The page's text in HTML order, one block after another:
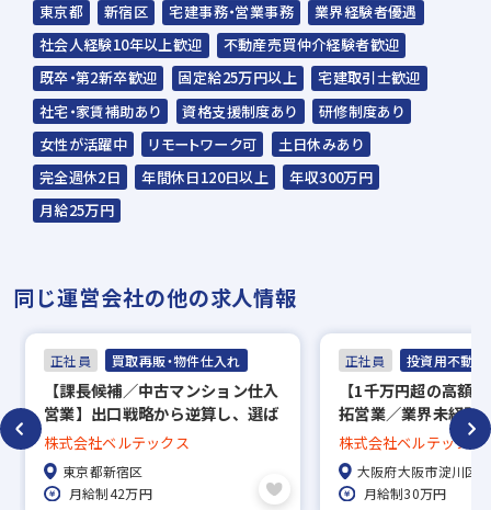
※入社時期は相談に応じます。
※現在、在職中の方も積極的にご応募くださ
い。応募の秘密は厳守いたします。
東京都 新宿区 宅建事務・営業事務
業界経験者優遇
社会人経験10年以上歓迎
不動産売買仲介経験者歓迎
既卒・第2新卒歓迎
固定給25万円以上
宅建取引士歓迎
社宅・家賃補助あり
資格支援制度あり
研修制度あり
女性が活躍中
リモートワーク可
土日休みあり
完全週休2日
年間休日120日以上
年収300万円
月給25万円
同じ運営会社の他の求人情報
正社員 買取再販・物件仕入れ
【課長候補／中古マンション仕入
営業】出口戦略から逆算し、選ば
れる物件を見極める仕入責任者候
補
株式会社ベルテックス
東京都新宿区
月給制42万円
正社員 投資用不動
【1千万円超の高額
拓営業／業界未経験
週休二日制（土日）
環境◎
株式会社ベルテックス
大阪府大阪市淀川区
月給制30万円